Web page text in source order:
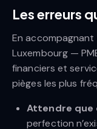
Les erreurs
En accompagnant
Luxembourg —
financiers et
pièges les plus
Attendre que
perfection